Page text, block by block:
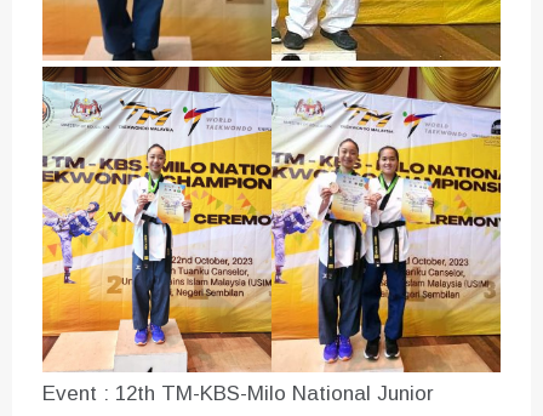
Event : 12th TM-KBS-Milo National Junior